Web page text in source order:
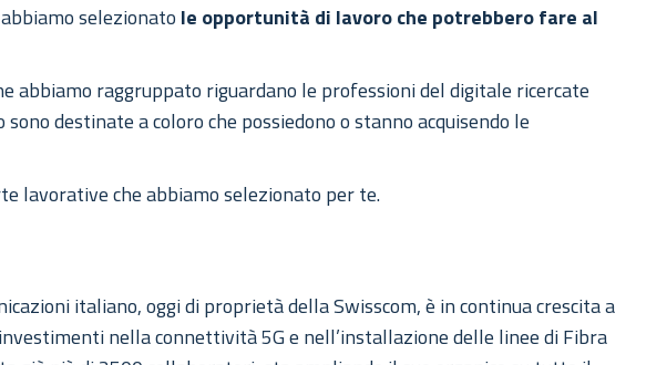
selezionato le opportunità di lavoro che potrebbero fare al
abbiamo raggruppato riguardano le professioni del digitale ricercate
destinate a coloro che possiedono o stanno acquisendo le
lavorative che abbiamo selezionato per te.
italiano, oggi di proprietà della Swisscom, è in continua crescita a
nella connettività 5G e nell’installazione delle linee di Fibra